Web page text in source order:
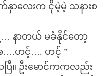
ာလေးက ငိုမဲ့မဲ့ သနားစ
နာတယ် မခံနိုင်တော့
ဟင့်…. ဟင့် ”
ပြီ။ ဦးမောင်ကကလည်း